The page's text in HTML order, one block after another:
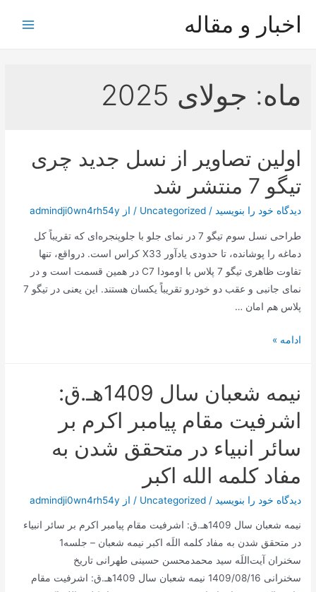
اخبار و مقاله
ماه: جولای 2025
اولین تصاویر از نسل جدید چری
تیگو 7 منتشر شد
دیدگاه‌ خود را بنویسید /
Uncategorized / از admindji0wn4rh54y
طراحی نسل سوم تیگو 7 در نمای جلو با جلوپنجره‌ای که تقریباً کل
دماغه را پوشانده، تا حدودی یادآور X33 کراس است. درواقع، تنها
تفاوت ظاهری تیگو 7 پلاس با اومودا C7 در همین قسمت است و در
نمای جانبی و عقب دو خودرو تقریباً یکسان هستند. این یعنی در تیگو 7
پلاس هم امان …
اولین
نسل
جدید
چری
منتشر
شد
ادامه »
نیمه شعبان سال 1409هـ.ق:
اشرفیت مقام پیامبر اكرم بر
سائر انبیاء در متحقق شدن به
مفاد كلمه الله اكبر
دیدگاه‌ خود را بنویسید /
Uncategorized / از admindji0wn4rh54y
نیمه شعبان سال 1409هـ.ق: اشرفیت مقام پیامبر اكرم بر سائر انبیاء
در متحقق شدن به مفاد كلمه اللَه اكبر نیمه شعبان – جلسه1
سخنران آیت‌اللَه سید محمدمحسن حسینی طهرانی تاریخ
سخنرانی 1409/08/16 نیمه شعبان سال 1409هـ.ق: اشرفیت مقام